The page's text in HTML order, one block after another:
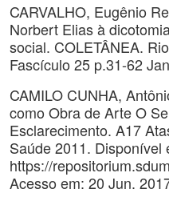
CARVALHO, Eugênio
Norbert Elias à
social. COLETÂNEA.
Fascículo 25 p.31-62
CAMILO CUNHA,
como Obra de Arte O
Esclarecimento. A17
Saúde 2011. Disponível
https://
Acesso em: 20 Jun.